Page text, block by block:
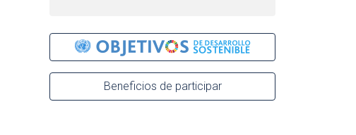
Beneficios de participar